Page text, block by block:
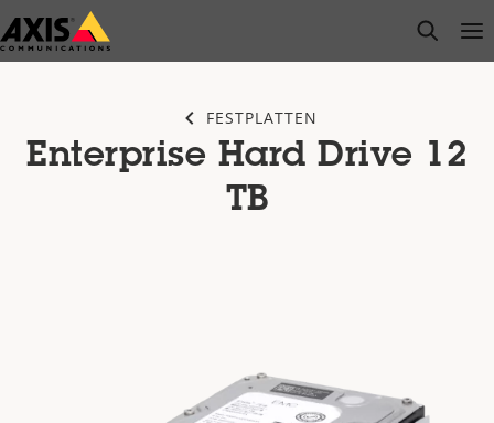
Zum
Hauptinhalt
open
FESTPLATTEN
Enterprise Hard Drive 12
TB